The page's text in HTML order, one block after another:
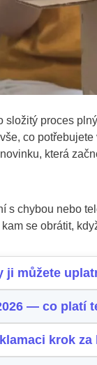
složitý proces
co
která
s chybou nebo
se obrátit,
ji můžete
— co platí
krok za